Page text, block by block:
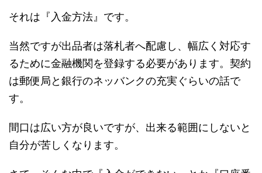
それは『入金方法』です。
当然ですが出品者は落札者へ配慮し、幅広く対応す
るために金融機関を登録する必要があります。契約
は郵便局と銀行のネッバンクの充実ぐらいの話で
す。
間口は広い方が良いですが、出来る範囲にしないと
自分が苦しくなります。